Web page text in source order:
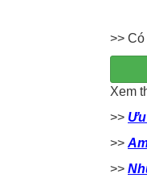
>>
Xem
>>
>>
>>